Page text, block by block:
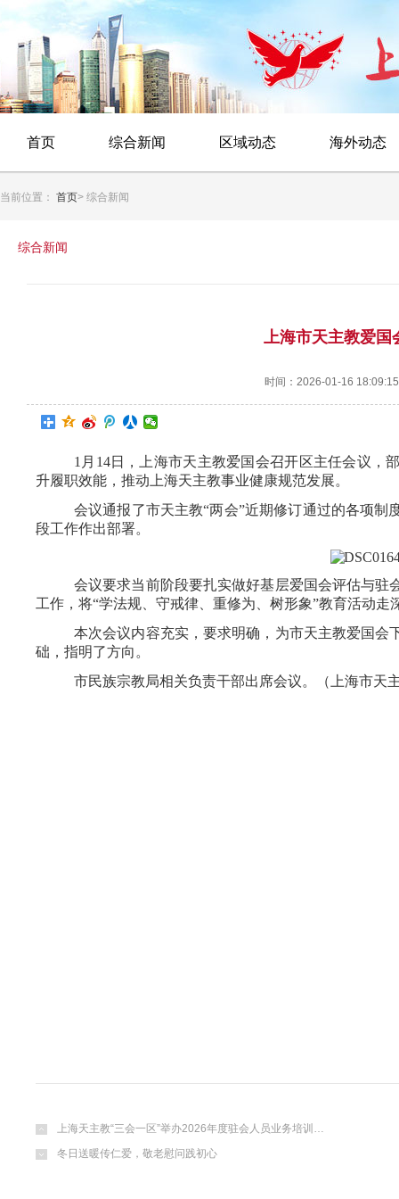
首页 综合新闻 区域动态 海外动态
当前位置： 首页> 综合新闻
综合新闻
上海市天主教爱国
时间：2026-01-16
1月14日，上海市天主教爱国会召开区主任会议，
升履职效能，推动上海天主教事业健康规范发展。
会议通报了市天主教“两会”近期修订通过的各项
段工作作出部署。
会议要求当前阶段要扎实做好基层爱国会评估与
工作，将“学法规、守戒律、重修为、树形象”教育活动
本次会议内容充实，要求明确，为市天主教爱国
础，指明了方向。
市民族宗教局相关负责干部出席会议。（上海市天
上海天主教“三会一区”举办2026年度驻会人员业务培训…
冬日送暖传仁爱，敬老慰问践初心